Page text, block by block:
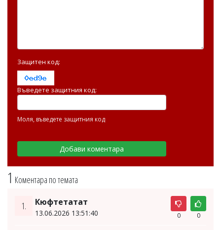
1 Коментара по темата
1. Кюфтетатат
13.06.2026 13:51:40 0 0
Защитен код:
Въведете защитния код:
Моля, въведете защитния код